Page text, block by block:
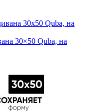
30×50 Quba, на